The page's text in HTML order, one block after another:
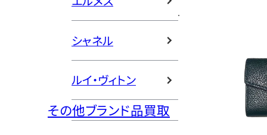
シャネル
ルイ・ヴィトン
その他ブランド品買取